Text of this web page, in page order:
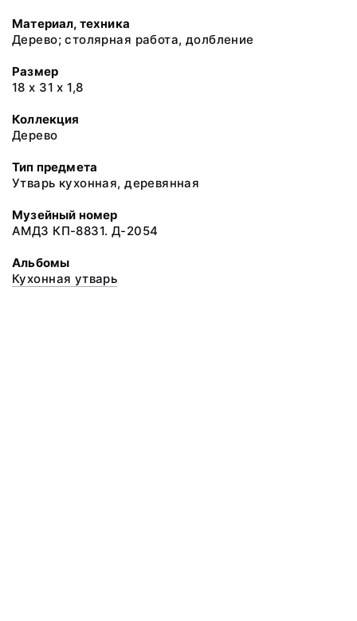
Материал, техника
Дерево; столярная работа, долбление
Размер
18 х 31 х 1,8
Коллекция
Дерево
Тип предмета
Утварь кухонная, деревянная
Музейный номер
АМДЗ КП-8831. Д-2054
Альбомы
Кухонная утварь